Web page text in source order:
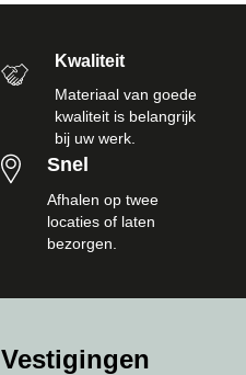
Kwaliteit
Materiaal van goede
kwaliteit is belangrijk
bij uw werk.
Snel
Afhalen op twee
locaties of laten
bezorgen.
Vestigingen